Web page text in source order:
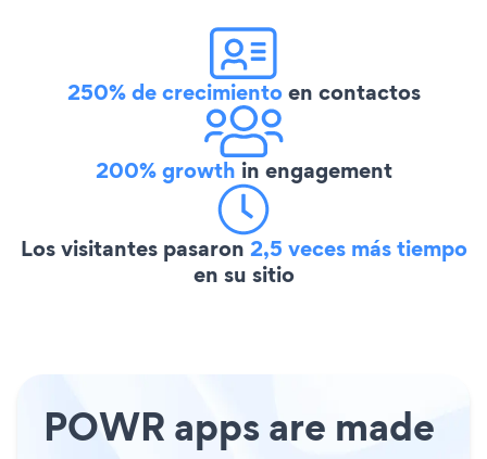
250% de crecimientoen contactos
200% growth in engagement
Los visitantes pasaron 2,5 veces más tiempo
en su sitio
POWR apps are made